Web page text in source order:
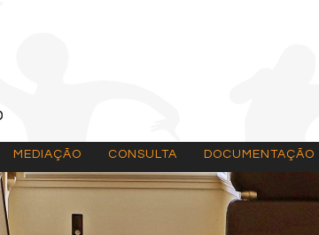
MEDIAÇÃO CONSULTA DOCUMENTAÇÃO